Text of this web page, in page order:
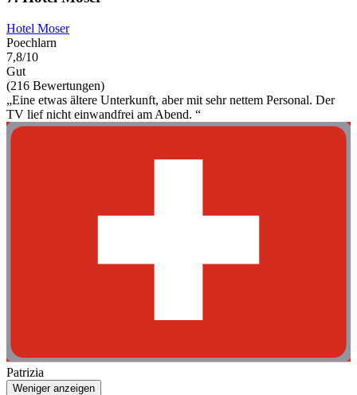
Hotel Moser
Poechlarn
7,8/10
Gut
(216 Bewertungen)
„Eine etwas ältere Unterkunft, aber mit sehr nettem Personal. Der
TV lief nicht einwandfrei am Abend. “
Patrizia
Weniger anzeigen